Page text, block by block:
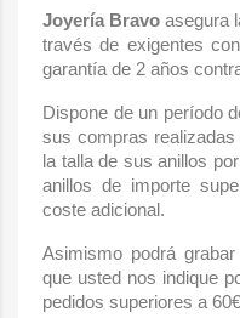
Joyería Bravo asegura
través de exigentes
garantía de 2 años
Dispone de un período
sus compras
la talla de sus anillos
anillos de importe
coste adicional.
Asimismo podrá
que usted nos indique
pedidos superiores a